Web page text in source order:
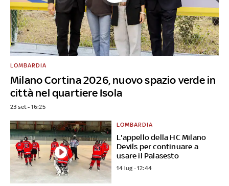
Milano Cortina 2026, nuovo spazio verde in
città nel quartiere Isola
LOMBARDIA
23 set - 16:25
L'appello della HC Milano
Devils per continuare a
usare il Palasesto
LOMBARDIA
14 lug - 12:44